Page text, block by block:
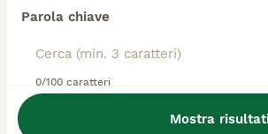
Parola chiave
0/100 caratteri
Mostra
Abbiamo trovato 0